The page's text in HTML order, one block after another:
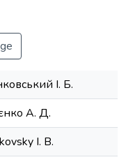
І. Б.
А. Д.
I. B.